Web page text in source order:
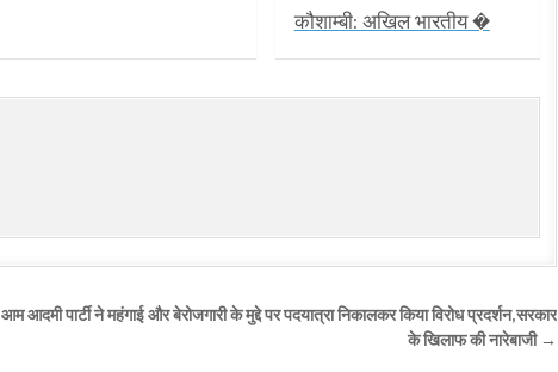
कौशाम्बी: अखिल भारतीय �
आम आदमी पार्टी ने महंगाई और बेरोजगारी के मुद्दे पर पदयात्रा निकालकर किया विरोध प्रदर्शन,सरकार
के खिलाफ की नारेबाजी →